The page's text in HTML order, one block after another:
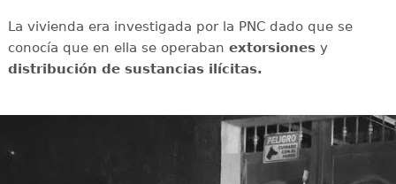
La vivienda era investigada por la PNC dado que se
conocía que en ella se operaban extorsionesy
distribución de sustancias ilícitas.